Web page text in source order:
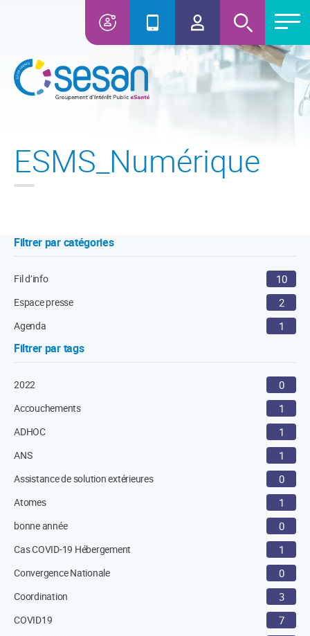
ESMS_Numérique
Filtrer par catégories
Fil d’info 10
Espace presse 2
Agenda 1
Filtrer par tags
2022 0
Accouchements 1
ADHOC 1
ANS 1
Assistance de solution extérieures 0
Atomes 1
bonne année 0
Cas COVID-19 Hébergement 1
Convergence Nationale 0
Coordination 3
COVID19 7